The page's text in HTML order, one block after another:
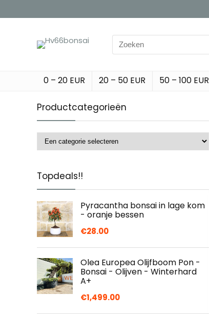
Search
for:
0 – 20 EUR 20 – 50 EUR 50 – 100 EUR
Productcategorieën
Topdeals!!
Pyracantha bonsai in lage kom
- oranje bessen
€28.00
Olea Europea Olijfboom Pon -
Bonsai - Olijven - Winterhard
A+
€1,499.00